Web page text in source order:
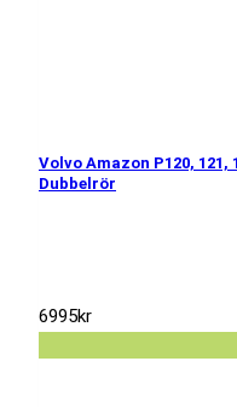
Volvo Amazon P120, 121,
Dubbelrör
6995kr